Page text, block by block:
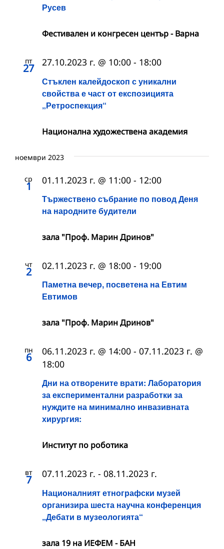
Русев
Фестивален и конгресен център - Варна
пт
27
Стъклен калейдоскоп с уникални
свойства е част от експозицията
„Ретроспекция“
27.10.2023 г. @ 10:00 - 18:00
Национална художествена академия
ноември 2023
ср
1
Тържествено събрание по повод Деня
на народните будители
01.11.2023 г. @ 11:00 - 12:00
зала "Проф. Марин Дринов"
чт
2
Паметна вечер, посветена на Евтим
Евтимов
02.11.2023 г. @ 18:00 - 19:00
зала "Проф. Марин Дринов"
пн
6
Дни на отворените врати: Лаборатория
за експериментални разработки за
нуждите на минимално инвазивната
хирургия:
06.11.2023 г. @ 14:00 - 07.11.2023 г. @
18:00
Институт по роботика
вт
7
Националният етнографски музей
организира шеста научна конференция
„Дебати в музеологията“
07.11.2023 г. - 08.11.2023 г.
зала 19 на ИЕФЕМ - БАН